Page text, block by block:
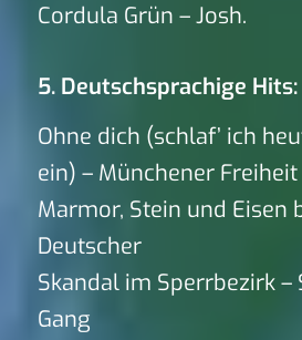
Cordula Grün – Josh.
5. Deutschsprachige Hits:
Ohne dich (schlaf’ ich
ein) – Münchener Freiheit
Marmor, Stein und Eisen
Deutscher
Skandal im Sperrbezirk
Gang